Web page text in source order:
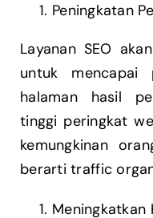
Peningkatan
Layanan SEO
untuk
halaman hasil
tinggi peringkat
kemungkinan
berarti traffic